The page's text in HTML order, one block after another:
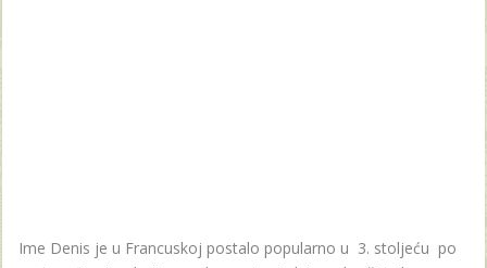
Ime Denis je u Francuskoj postalo popularno u 3. stoljeću po